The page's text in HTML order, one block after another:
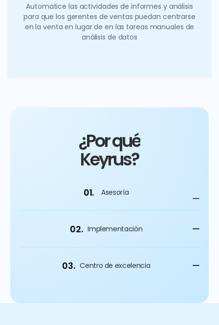
Automatice las actividades de informes y análisis
para que los gerentes de ventas puedan centrarse
en la venta en lugar de en las tareas manuales de
análisis de datos
¿Por qué
Keyrus?
01. Asesoría
02. Implementación
03. Centro de excelencia